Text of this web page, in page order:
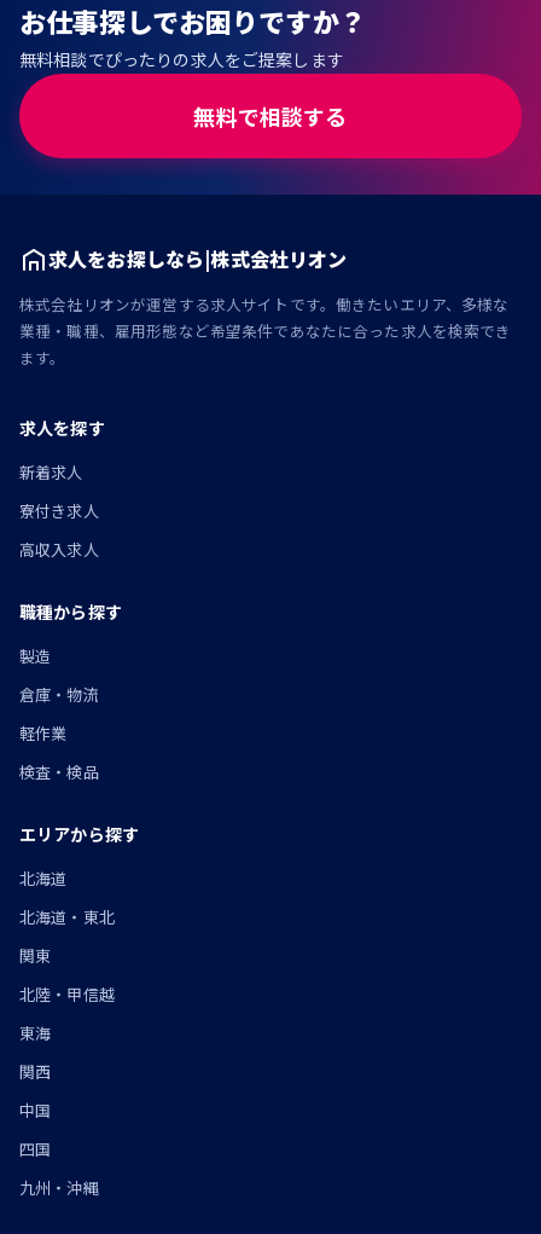
ジ
送
り
お仕事探しでお困りですか？
無料相談でぴったりの求人をご提案します
無料で相談する
求人をお探しなら|株式会社リオン
株式会社リオンが運営する求人サイトです。働きたいエリア、多様な
業種・職種、雇用形態など希望条件であなたに合った求人を検索でき
ます。
求人を探す
新着求人
寮付き求人
高収入求人
職種から探す
製造
倉庫・物流
軽作業
検査・検品
エリアから探す
北海道
北海道・東北
関東
北陸・甲信越
東海
関西
中国
四国
九州・沖縄